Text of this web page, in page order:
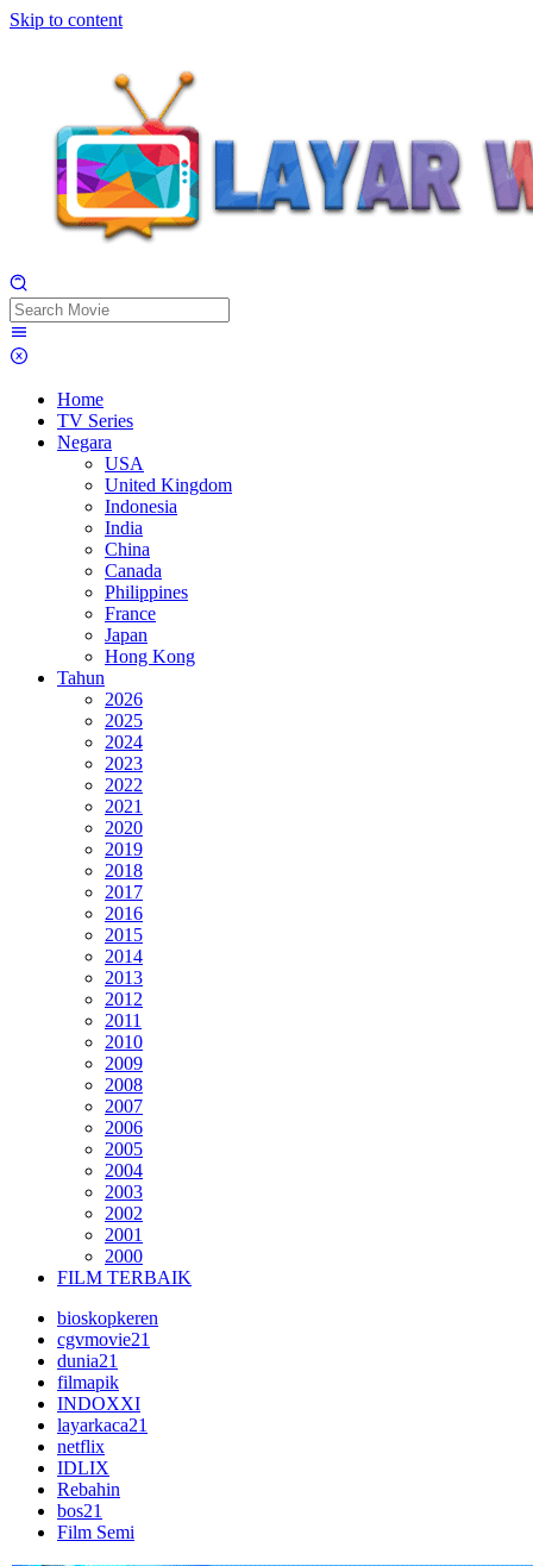
Skip to content
Home
TV Series
Negara
USA
United Kingdom
Indonesia
India
China
Canada
Philippines
France
Japan
Hong Kong
Tahun
2026
2025
2024
2023
2022
2021
2020
2019
2018
2017
2016
2015
2014
2013
2012
2011
2010
2009
2008
2007
2006
2005
2004
2003
2002
2001
2000
FILM TERBAIK
bioskopkeren
cgvmovie21
dunia21
filmapik
INDOXXI
layarkaca21
netflix
IDLIX
Rebahin
bos21
Film Semi